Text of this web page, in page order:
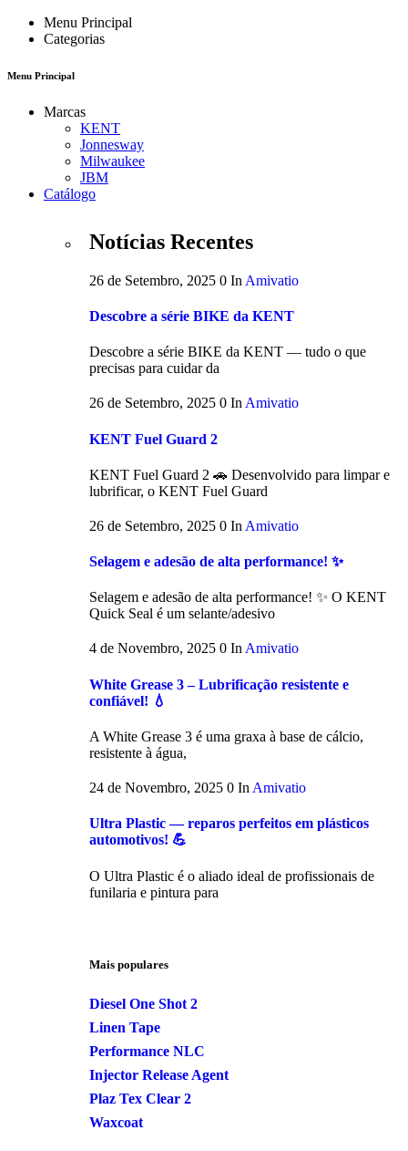
Menu Principal
Categorias
Menu Principal
Marcas
KENT
Jonnesway
Milwaukee
JBM
Catálogo
Notícias Recentes
26 de Setembro, 2025 0 In Amivatio
Descobre a série BIKE da KENT
Descobre a série BIKE da KENT — tudo o que
precisas para cuidar da
26 de Setembro, 2025 0 In Amivatio
KENT Fuel Guard 2
KENT Fuel Guard 2 🚗 Desenvolvido para limpar e
lubrificar, o KENT Fuel Guard
26 de Setembro, 2025 0 In Amivatio
Selagem e adesão de alta performance! ✨
Selagem e adesão de alta performance! ✨ O KENT
Quick Seal é um selante/adesivo
4 de Novembro, 2025 0 InAmivatio
White Grease 3 – Lubrificação resistente e
confiável! 💧
A White Grease 3 é uma graxa à base de cálcio,
resistente à água,
24 de Novembro, 2025 0 In Amivatio
Ultra Plastic — reparos perfeitos em plásticos
automotivos! 💪
O Ultra Plastic é o aliado ideal de profissionais de
funilaria e pintura para
Mais populares
Diesel One Shot 2
Linen Tape
Performance NLC
Injector Release Agent
Plaz Tex Clear 2
Waxcoat